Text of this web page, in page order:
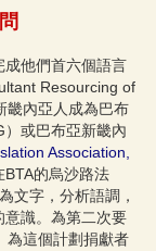
成他們首六個語言
Resourcing of
畿內亞人成為巴布
或巴布亞新畿內
Association,
的烏沙路法
文字，分析語調，
意識。為第二次要
為這個計劃捐獻者